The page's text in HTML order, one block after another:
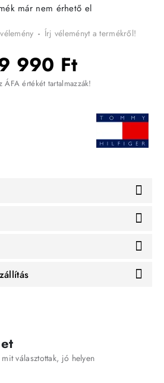
már nem érhető el
- Írj véleményt a termékről!
990 Ft
ÁFA értékét tartalmazzák!
választottak, jó helyen